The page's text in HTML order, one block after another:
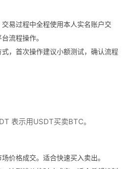
易过程中全程使用本人实名账户交
流程操作。
，首次操作建议小额测试，确认流程
表示用USDT买卖BTC。
价格成交。适合快速买入卖出。